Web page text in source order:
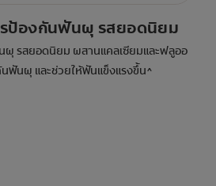
ป้องกันฟันผุ รสยอดนิยม
รสยอดนิยม ผสานแคลเซียมและฟลูออ
ฟันผุ และช่วยให้ฟันแข็งแรงขึ้น^